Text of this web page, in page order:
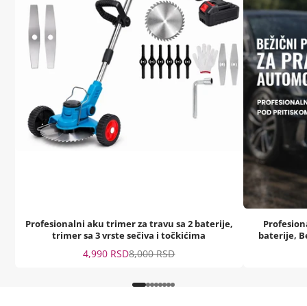
Profesionalni aku trimer za travu sa 2 baterije,
trimer sa 3 vrste sečiva i točkićima
Sale
price
4,990 RSDRegular
price
8,000 RSD
baterije,